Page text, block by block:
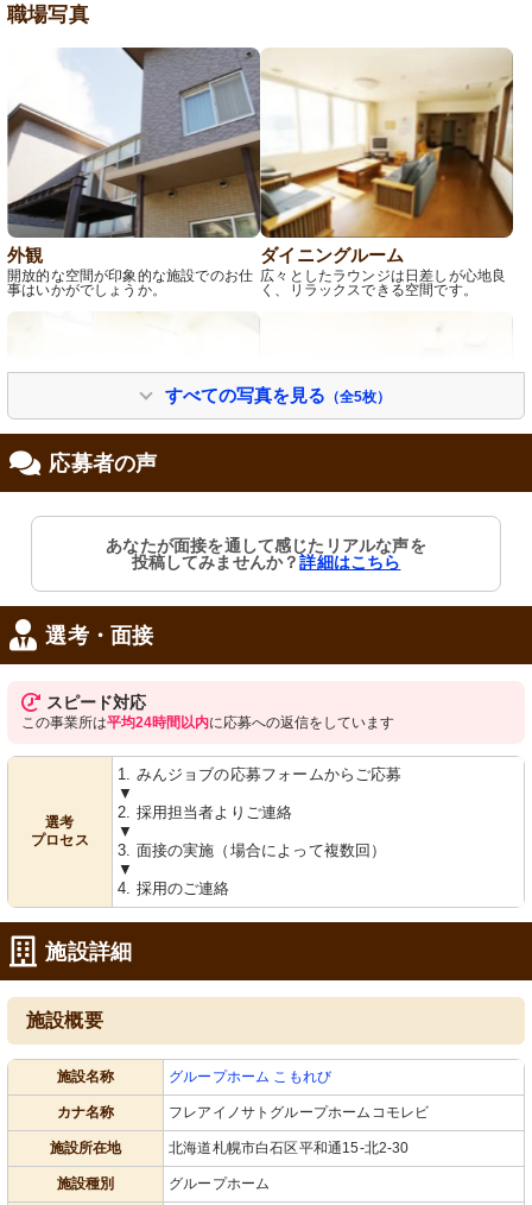
職場写真
外観
開放的な空間が印象的な施設でのお仕
事はいかがでしょうか。
ダイニングルーム
広々としたラウンジは日差しが心地良
く、リラックスできる空間です。
リビング
天井の高い食堂は陽光溢れ、居心地の
良い空間を提供しています。
トイレ
床と壁が明るく、利用しやすい清潔な
トイレです。安全のための手すりも完
備しています。
明るく清潔な和室風浴室で、ぬくもり
ある空間をご提供しています。
すべての写真を見る （全5枚）
応募者の声
あなたが面接を通して感じたリアルな声を
投稿してみませんか？詳細はこちら
選考・面接
スピード対応
この事業所は平均24時間以内に応募への返信をしています
選考
プロセス
1. みんジョブの応募フォームからご応募
▼
2. 採用担当者よりご連絡
▼
3. 面接の実施（場合によって複数回）
▼
4. 採用のご連絡
施設詳細
施設概要
施設名称 グループホーム こもれび
カナ名称 フレアイノサトグループホームコモレビ
施設所在地 北海道札幌市白石区平和通15-北2-30
施設種別 グループホーム